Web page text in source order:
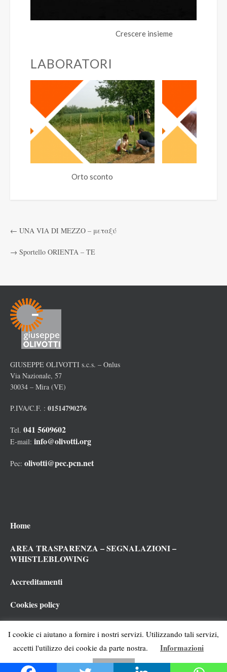
Crescere insieme
LABORATORI
Orto sconto
← UNA VIA DI MEZZO – μεταξύ
→ Sportello ORIENTA – TE
GIUSEPPE OLIVOTTI s.c.s. – Onlus
Via Nazionale, 57
30034 – Mira (VE)
P.IVA/C.F. : 01514790276
Tel. 041 5609602
E-mail: info@olivotti.org
Pec: olivotti@pec.pcn.net
Home
AREA TRASPARENZA – SEGNALAZIONI –
WHISTLEBLOWING
Accreditamenti
Cookies policy
I cookie ci aiutano a fornire i nostri servizi. Utilizzando tali servizi,
accetti l'utilizzo dei cookie da parte nostra.
Informazioni
ACCETTO